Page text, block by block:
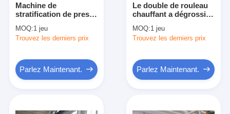
Machine de
stratification de presse
équipement de
stratification
MOQ:1 jeu
Trouvez les derniers prix
Parlez Maintenant.
Le double de rouleau
chauffant a dégrossi
stratification de
contrôle de vecteur à
machine
MOQ:1 jeu
Trouvez les derniers prix
Parlez Maintenant.